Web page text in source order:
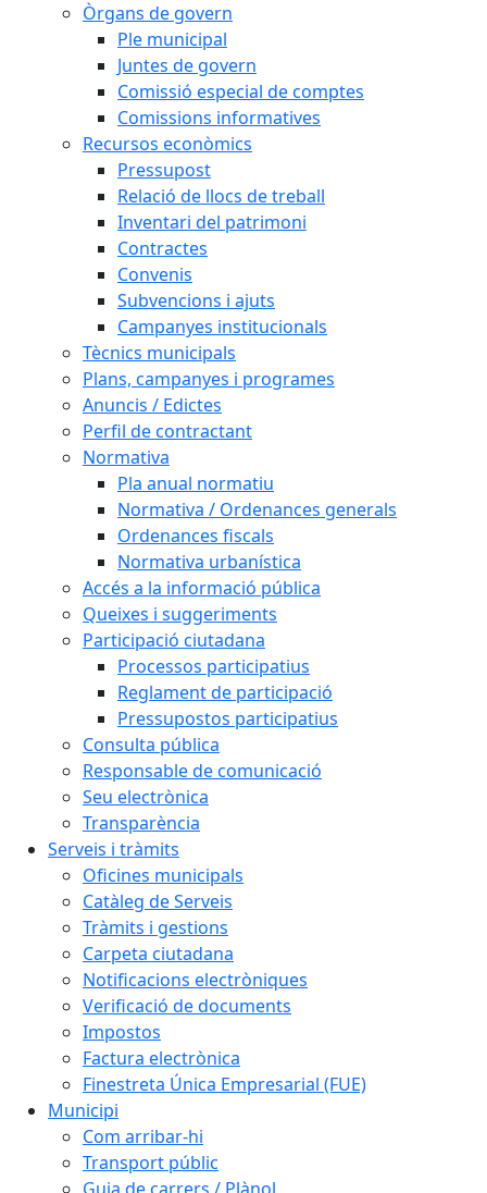
Òrgans de govern
Ple municipal
Juntes de govern
Comissió especial de comptes
Comissions informatives
Recursos econòmics
Pressupost
Relació de llocs de treball
Inventari del patrimoni
Contractes
Convenis
Subvencions i ajuts
Campanyes institucionals
Tècnics municipals
Plans, campanyes i programes
Anuncis / Edictes
Perfil de contractant
Normativa
Pla anual normatiu
Normativa / Ordenances generals
Ordenances fiscals
Normativa urbanística
Accés a la informació pública
Queixes i suggeriments
Participació ciutadana
Processos participatius
Reglament de participació
Pressupostos participatius
Consulta pública
Responsable de comunicació
Seu electrònica
Transparència
Serveis i tràmits
Oficines municipals
Catàleg de Serveis
Tràmits i gestions
Carpeta ciutadana
Notificacions electròniques
Verificació de documents
Impostos
Factura electrònica
Finestreta Única Empresarial (FUE)
Municipi
Com arribar-hi
Transport públic